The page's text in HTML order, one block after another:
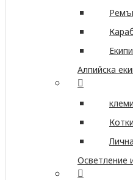
Алпийска
Осветление